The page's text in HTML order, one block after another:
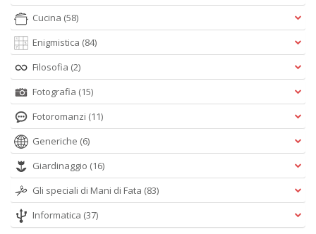
Cucina (58)
Enigmistica (84)
Filosofia (2)
Fotografia (15)
Fotoromanzi (11)
Generiche (6)
Giardinaggio (16)
Gli speciali di Mani di Fata (83)
Informatica (37)